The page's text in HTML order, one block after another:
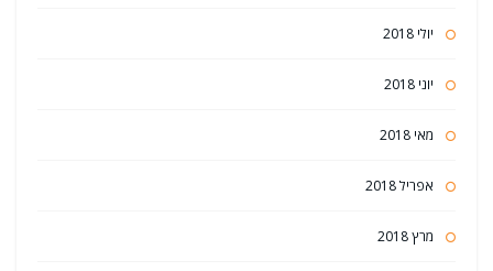
יולי 2018
יוני 2018
מאי 2018
אפריל 2018
מרץ 2018